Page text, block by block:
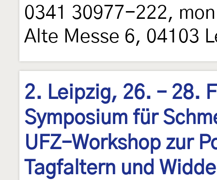
0341 30977-222,
Alte Messe 6, 04103
2. Leipzig, 26. – 28.
Symposium für
UFZ–Workshop zur
Tagfaltern und